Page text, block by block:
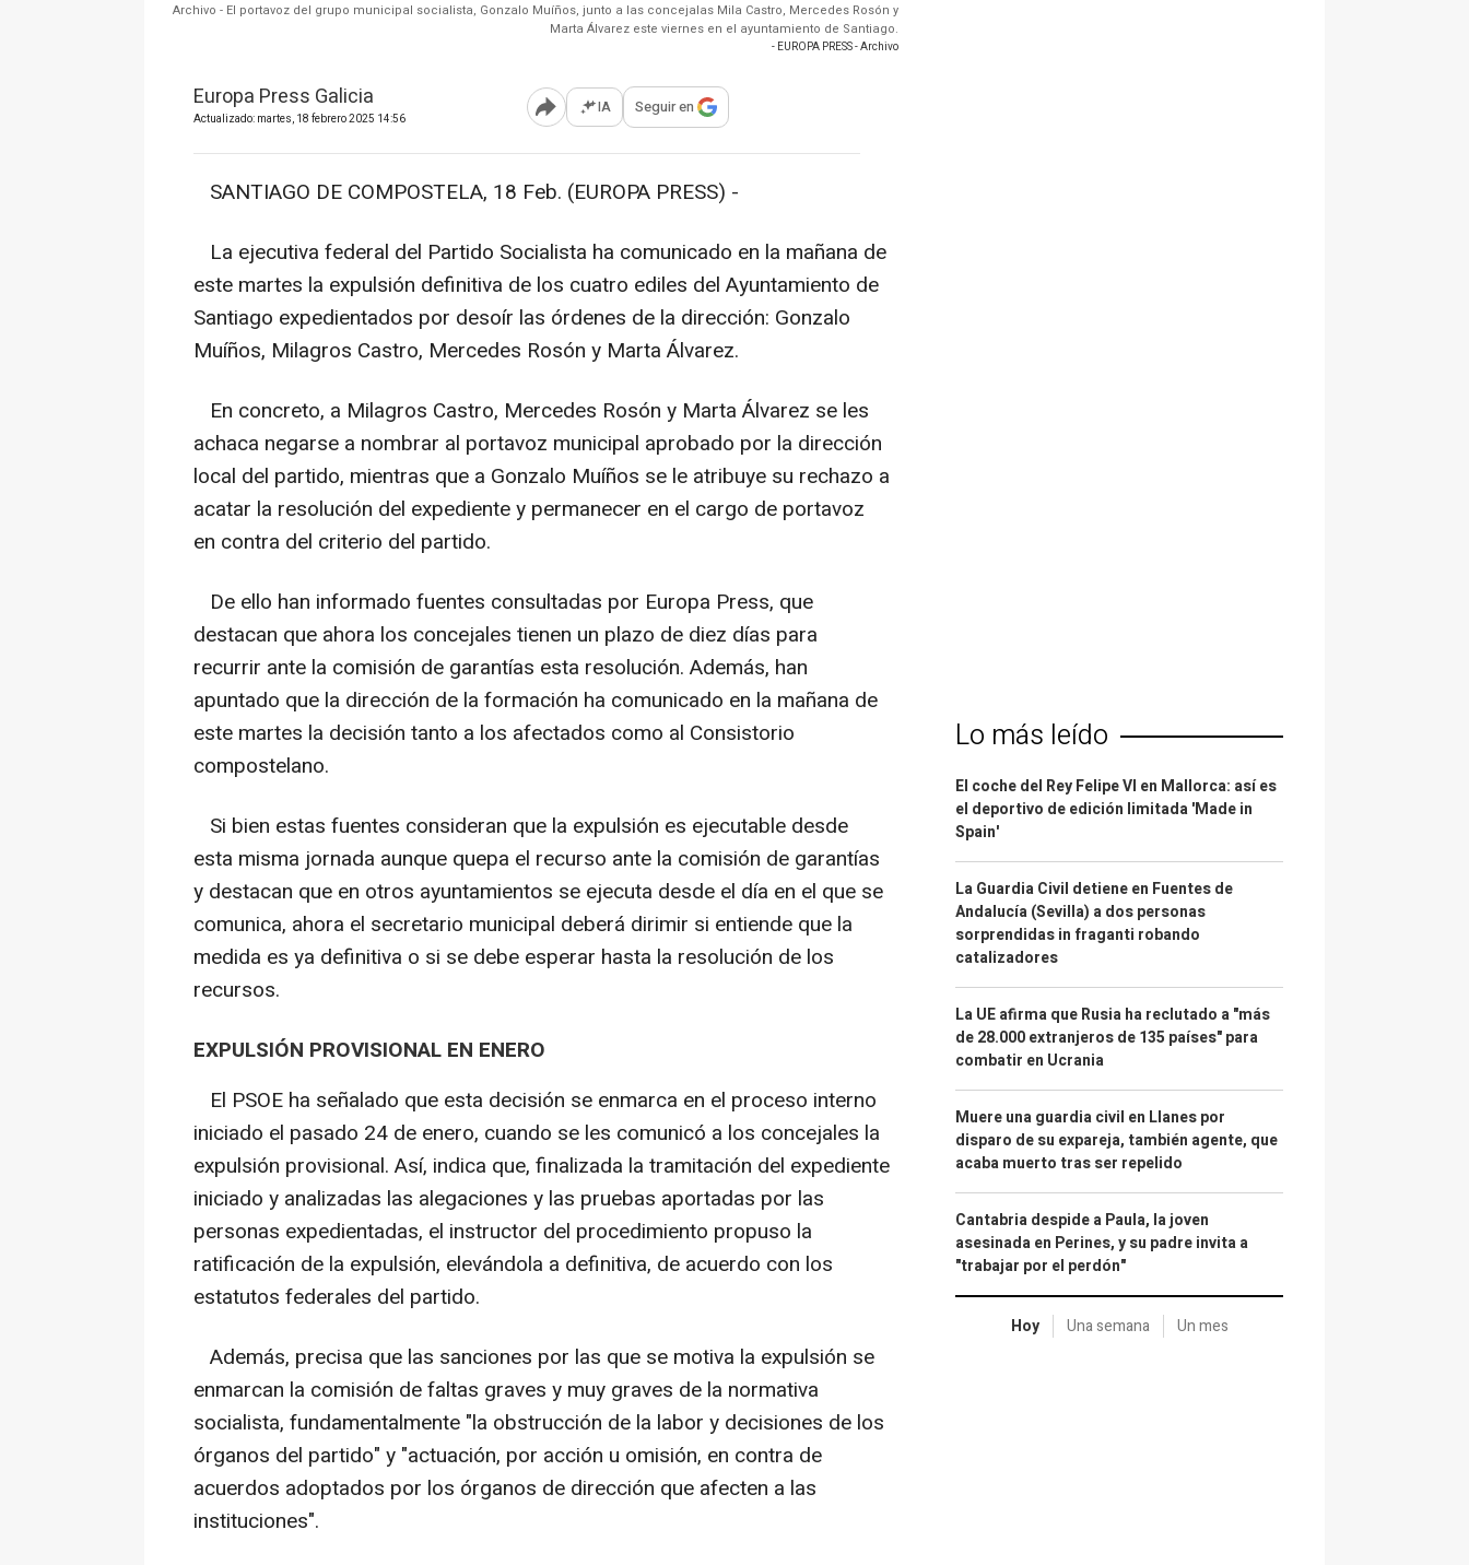
Archivo - El portavoz del grupo municipal socialista, Gonzalo Muíños, junto a las concejalas Mila Castro, Mercedes Rosón y
Marta Álvarez este viernes en el ayuntamiento de Santiago.
- EUROPA PRESS - Archivo
Europa Press Galicia
Actualizado: martes, 18 febrero 2025 14:56 Abrir opciones para compartir
IA Seguir en
SANTIAGO DE COMPOSTELA, 18 Feb. (EUROPA PRESS) -
La ejecutiva federal del Partido Socialista ha comunicado en la mañana de
este martes la expulsión definitiva de los cuatro ediles del Ayuntamiento de
Santiago expedientados por desoír las órdenes de la dirección: Gonzalo
Muíños, Milagros Castro, Mercedes Rosón y Marta Álvarez.
En concreto, a Milagros Castro, Mercedes Rosón y Marta Álvarez se les
achaca negarse a nombrar al portavoz municipal aprobado por la dirección
local del partido, mientras que a Gonzalo Muíños se le atribuye su rechazo a
acatar la resolución del expediente y permanecer en el cargo de portavoz
en contra del criterio del partido.
De ello han informado fuentes consultadas por Europa Press, que
destacan que ahora los concejales tienen un plazo de diez días para
recurrir ante la comisión de garantías esta resolución. Además, han
apuntado que la dirección de la formación ha comunicado en la mañana de
este martes la decisión tanto a los afectados como al Consistorio
compostelano.
Si bien estas fuentes consideran que la expulsión es ejecutable desde
esta misma jornada aunque quepa el recurso ante la comisión de garantías
y destacan que en otros ayuntamientos se ejecuta desde el día en el que se
comunica, ahora el secretario municipal deberá dirimir si entiende que la
medida es ya definitiva o si se debe esperar hasta la resolución de los
recursos.
EXPULSIÓN PROVISIONAL EN ENERO
El PSOE ha señalado que esta decisión se enmarca en el proceso interno
iniciado el pasado 24 de enero, cuando se les comunicó a los concejales la
expulsión provisional. Así, indica que, finalizada la tramitación del expediente
iniciado y analizadas las alegaciones y las pruebas aportadas por las
personas expedientadas, el instructor del procedimiento propuso la
ratificación de la expulsión, elevándola a definitiva, de acuerdo con los
estatutos federales del partido.
Además, precisa que las sanciones por las que se motiva la expulsión se
enmarcan la comisión de faltas graves y muy graves de la normativa
socialista, fundamentalmente "la obstrucción de la labor y decisiones de los
órganos del partido" y "actuación, por acción u omisión, en contra de
acuerdos adoptados por los órganos de dirección que afecten a las
instituciones".
Lo más leído
El coche del Rey Felipe VI en Mallorca: así es
el deportivo de edición limitada 'Made in
Spain'
La Guardia Civil detiene en Fuentes de
Andalucía (Sevilla) a dos personas
sorprendidas in fraganti robando
catalizadores
La UE afirma que Rusia ha reclutado a "más
de 28.000 extranjeros de 135 países" para
combatir en Ucrania
Muere una guardia civil en Llanes por
disparo de su expareja, también agente, que
acaba muerto tras ser repelido
Cantabria despide a Paula, la joven
asesinada en Perines, y su padre invita a
"trabajar por el perdón"
Hoy Una semana Un mes